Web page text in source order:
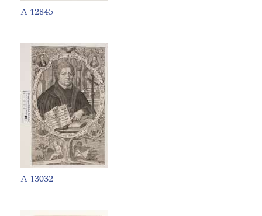
A 12845
A 13032